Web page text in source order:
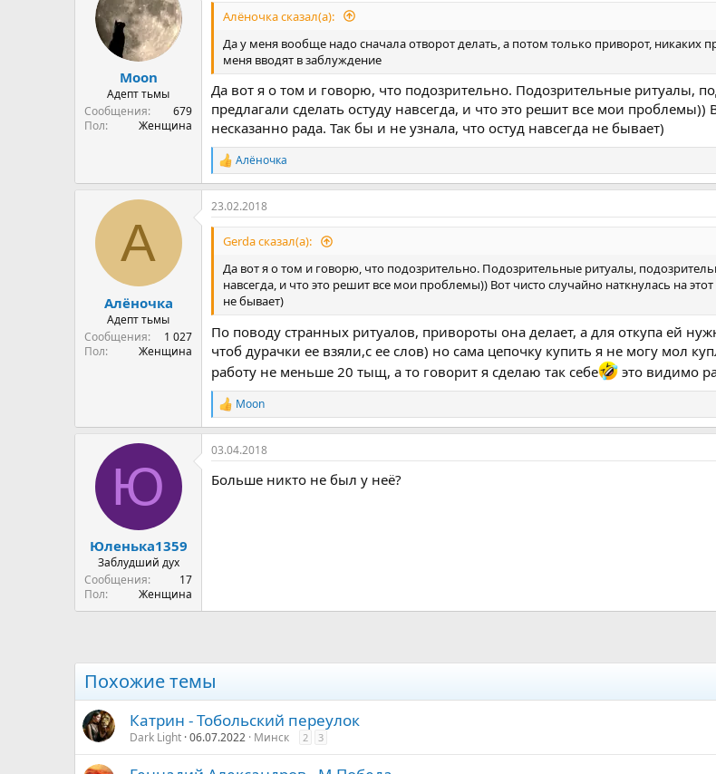
Moon
Адепт тьмы
Сообщения
679
Пол
Женщина
Алёночка сказал(а):
Да у меня вообще надо сначала отворот делать, а потом только приворот, никаких
меня вводят в заблуждение
Да вот я о том и говорю, что подозрительно. Подозрительные ритуалы,
предлагали сделать остуду навсегда, и что это решит все мои
несказанно рада. Так бы и не узнала, что остуд навсегда не бывает)
Р
е
а
к
ц
и
Алёночка
А
Алёночка
Адепт тьмы
Сообщения
1 027
Пол
Женщина
23.02.2018
Gerda сказал(а):
Да вот я о том и говорю, что подозрительно. Подозрительные ритуалы,
навсегда, и что это решит все мои проблемы)) Вот чисто случайно наткнулась на
не бывает)
По поводу странных ритуалов, привороты она делает, а для откупа ей
чтоб дурачки ее взяли,с ее слов) но сама цепочку купить я не могу мол
работу не меньше 20 тыщ, а то говорит я сделаю так себе
это видимо
Р
е
а
к
и
Moon
Ю
Юленька1359
Заблудший дух
Сообщения
17
Пол
Женщина
03.04.2018
Больше никто не был у неё?
Похожие темы
Катрин - Тобольский переулок
Dark Light 06.07.2022 Минск 2 3